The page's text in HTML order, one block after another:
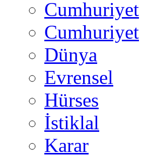
Cumhuriyet
Cumhuriyet
Dünya
Evrensel
Hürses
İstiklal
Karar